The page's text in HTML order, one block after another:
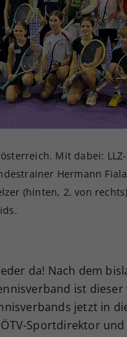
Mit dabei:
Hermann
(hinten, 2. von
da! Nach dem
ist
jetzt in
Sportdirektor